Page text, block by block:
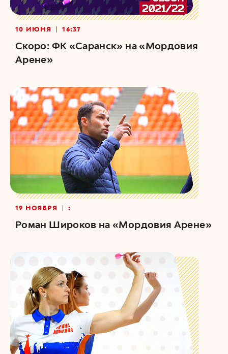
10 ИЮНЯ 16:37
Скоро: ФК «Саранск» на «Мордовия
Арене»
19 НОЯБРЯ :
Роман Широков на «Мордовия Арене»